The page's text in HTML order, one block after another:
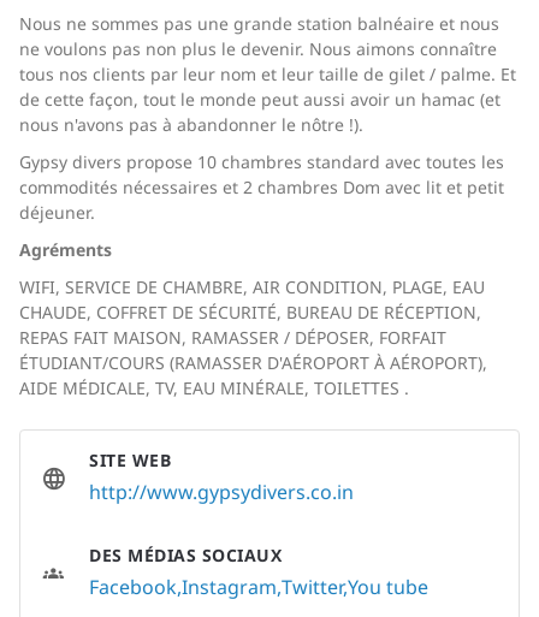
Nous ne sommes pas une grande station balnéaire et nous
ne voulons pas non plus le devenir. Nous aimons connaître
tous nos clients par leur nom et leur taille de gilet / palme. Et
de cette façon, tout le monde peut aussi avoir un hamac (et
nous n'avons pas à abandonner le nôtre !).
Gypsy divers propose 10 chambres standard avec toutes les
commodités nécessaires et 2 chambres Dom avec lit et petit
déjeuner.
Agréments
WIFI, SERVICE DE CHAMBRE, AIR CONDITION, PLAGE, EAU
CHAUDE, COFFRET DE SÉCURITÉ, BUREAU DE RÉCEPTION,
REPAS FAIT MAISON, RAMASSER / DÉPOSER, FORFAIT
ÉTUDIANT/COURS (RAMASSER D'AÉROPORT À AÉROPORT),
AIDE MÉDICALE, TV, EAU MINÉRALE, TOILETTES .
SITE WEB
http://www.gypsydivers.co.in
DES MÉDIAS SOCIAUX
FacebookInstagram TwitterYou tube